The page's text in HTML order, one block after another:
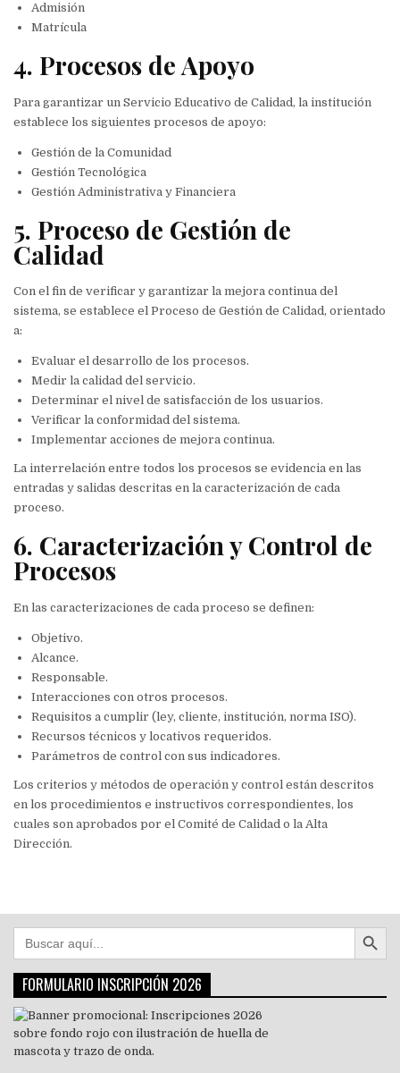
Admisión
Matrícula
4. Procesos de Apoyo
Para garantizar un Servicio Educativo de Calidad, la institución
establece los siguientes procesos de apoyo:
Gestión de la Comunidad
Gestión Tecnológica
Gestión Administrativa y Financiera
5. Proceso de Gestión de
Calidad
Con el fin de verificar y garantizar la mejora continua del
sistema, se establece el Proceso de Gestión de Calidad, orientado
a:
Evaluar el desarrollo de los procesos.
Medir la calidad del servicio.
Determinar el nivel de satisfacción de los usuarios.
Verificar la conformidad del sistema.
Implementar acciones de mejora continua.
La interrelación entre todos los procesos se evidencia en las
entradas y salidas descritas en la caracterización de cada
proceso.
6. Caracterización y Control de
Procesos
En las caracterizaciones de cada proceso se definen:
Objetivo.
Alcance.
Responsable.
Interacciones con otros procesos.
Requisitos a cumplir (ley, cliente, institución, norma ISO).
Recursos técnicos y locativos requeridos.
Parámetros de control con sus indicadores.
Los criterios y métodos de operación y control están descritos
en los procedimientos e instructivos correspondientes, los
cuales son aprobados por el Comité de Calidad o la Alta
Dirección.
Buscar: Botón de
FORMULARIO INSCRIPCIÓN 2026